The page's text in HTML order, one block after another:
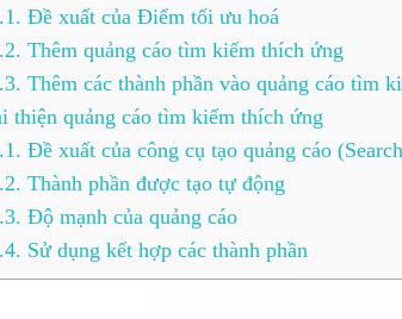
Đề xuất của Điểm tối ưu hoá
Thêm quảng cáo tìm kiếm thích ứng
Thêm các thành phần vào quảng cáo tìm
thiện quảng cáo tìm kiếm thích ứng
Đề xuất của công cụ tạo quảng cáo
Thành phần được tạo tự động
Độ mạnh của quảng cáo
Sử dụng kết hợp các thành phần